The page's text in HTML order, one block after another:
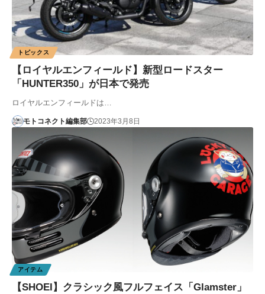
トピックス
【ロイヤルエンフィールド】新型ロードスター
「HUNTER350」が日本で発売
ロイヤルエンフィールドは…
モトコネクト編集部 2023年3月8日
アイテム
【SHOEI】クラシック風フルフェイス「Glamster」